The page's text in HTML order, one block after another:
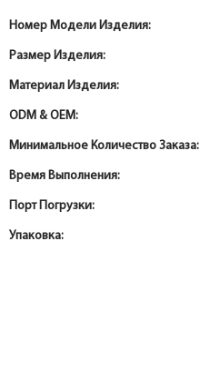
Номер Модели Изделия:
Размер Изделия:
Материал Изделия:
ODM & OEM:
Минимальное Количество Заказа:
Время Выполнения:
Порт Погрузки:
Упаковка: